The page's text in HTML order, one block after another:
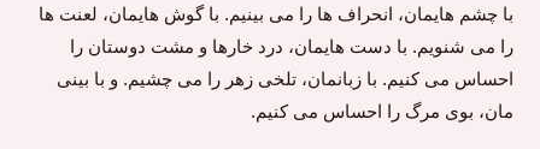
با چشم هایمان، انحراف ها را می بینیم. با گوش هایمان، لعنت ها
را می شنویم. با دست هایمان، درد خارها و مشت دوستان را
احساس می کنیم. با زبانمان، تلخی زهر را می چشیم. و با بینی
مان، بوی مرگ را احساس می کنیم.